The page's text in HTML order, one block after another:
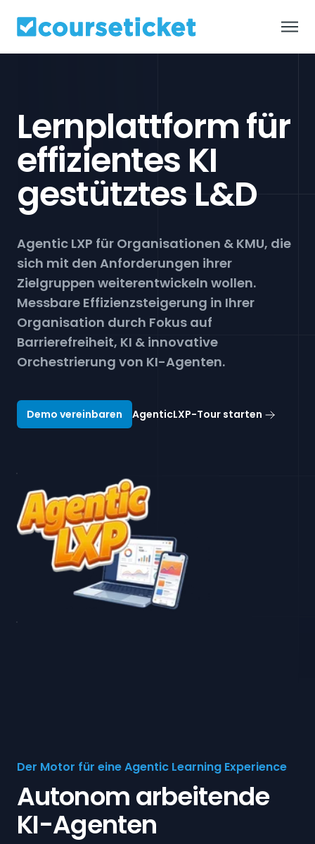
Default
Plattform
Lösungen
Kunden
Preise
Dashboard-Login
Lernplattform für
effizientes KI
gestütztes L&D
Agentic LXP für Organisationen & KMU, die
sich mit den Anforderungen ihrer
Zielgruppen weiterentwickeln wollen.
Messbare Effizienzsteigerung in Ihrer
Organisation durch Fokus auf
Barrierefreiheit, KI & innovative
Orchestrierung von KI-Agenten.
Demo vereinbaren AgenticLXP-Tour starten
Der Motor für eine Agentic Learning Experience
Autonom arbeitende
KI-Agenten